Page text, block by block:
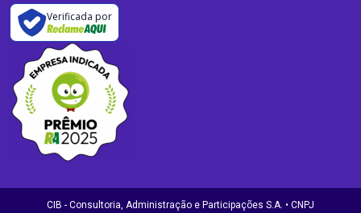
Verificada por
CIB - Consultoria, Administração e Participações S.A. • CNPJ